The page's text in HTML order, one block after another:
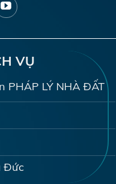
VỤ
PHÁP LÝ NHÀ ĐẤT
Đức